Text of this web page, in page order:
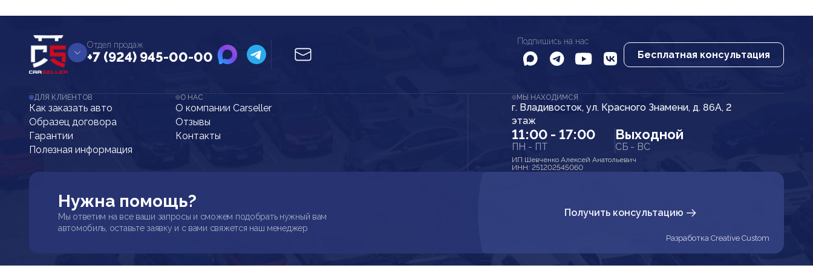
Отдел продаж
+7 (924) 945-00-00
Подпишись на нас
Бесплатная консультация
ДЛЯ КЛИЕНТОВ
Как заказать авто
Образец договора
Гарантии
Полезная информация
О НАС
О компании Carseller
Отзывы
Контакты
МЫ НАХОДИМСЯ
г. Владивосток, ул. Красного Знамени, д. 86А, 2
этаж
11:00 - 17:00
ПН - ПТ
Выходной
СБ - ВС
ИП Шевченко Алексей Анатольевич
ИНН: 251202545060
Нужна помощь?
Мы ответим на все ваши запросы и сможем подобрать нужный вам
автомобиль, оставьте заявку и с вами свяжется наш менеджер
Получить консультацию
Разработка Creative Custom